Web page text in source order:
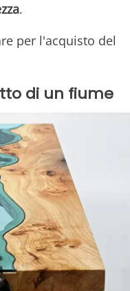
.
per l'acquisto del
di un fiume